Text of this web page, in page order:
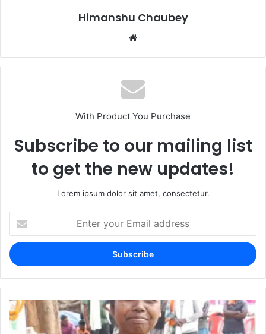
Himanshu Chaubey
With Product You Purchase
Subscribe to our mailing list
to get the new updates!
Lorem ipsum dolor sit amet, consectetur.